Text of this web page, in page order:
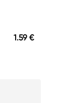
1.59 €